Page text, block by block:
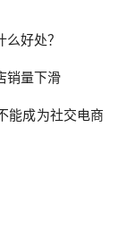
好处？
销量下滑
能成为社交电商